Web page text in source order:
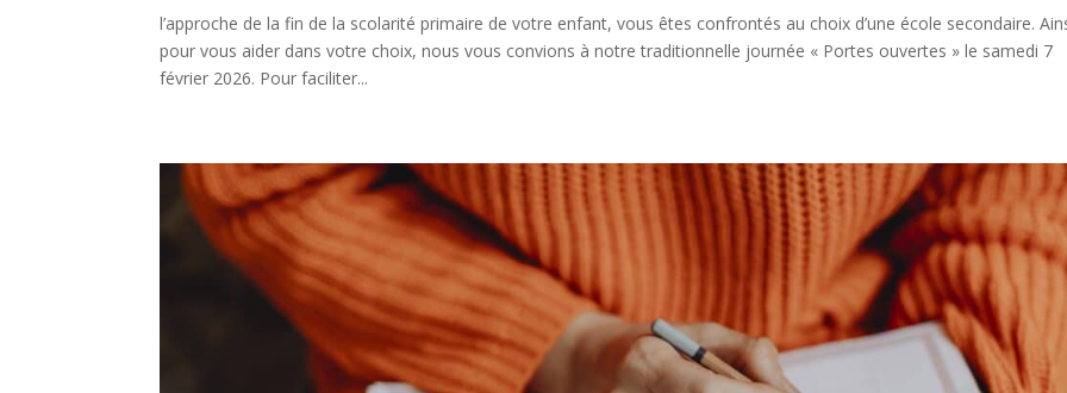
l’approche de la fin de la scolarité primaire de votre enfant, vous êtes confrontés au choix d’une école secondaire.
pour vous aider dans votre choix, nous vous convions à notre traditionnelle journée « Portes ouvertes » le samedi 7
février 2026. Pour faciliter...